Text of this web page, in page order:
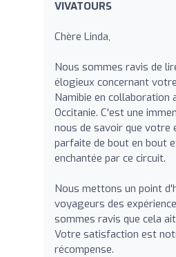
VIVATOURS
Chère Linda,
Nous sommes ravis de
élogieux concernant
Namibie en collaboration
Occitanie. C'est une
nous de savoir que votre
parfaite de bout en bout
enchantée par ce circuit.
Nous mettons un point
voyageurs des
sommes ravis que cela
Votre satisfaction est
récompense.